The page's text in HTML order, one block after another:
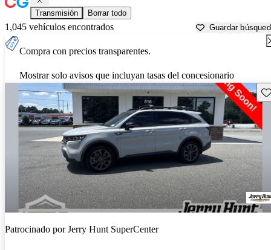
Transmisión Borrar todo
1,045 vehículos encontrados Guardar
Compra con precios transparentes.
Mostrar solo avisos que incluyan tasas del concesionario
Patrocinado porJerry Hunt SuperCenter